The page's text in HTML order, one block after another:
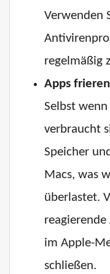
Verwenden
regelmäßig
Apps
Selbst
verbraucht
Speicher
Macs, was
überlastet.
im Apple-
schließen.